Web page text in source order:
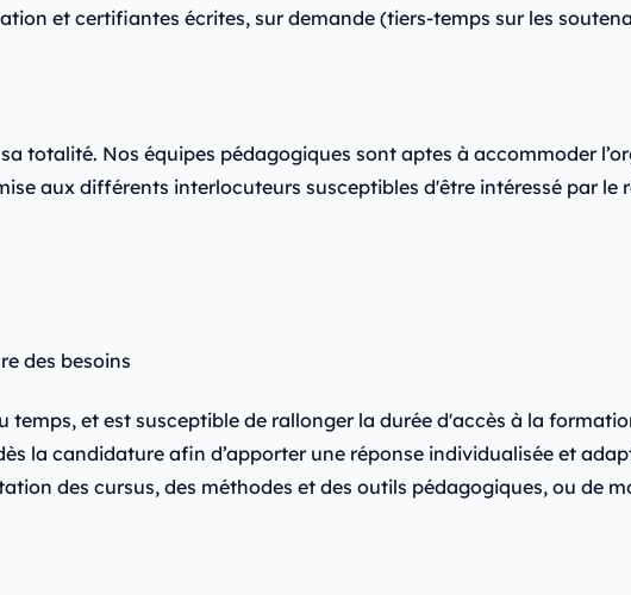
et certifiantes écrites, sur demande (tiers-temps sur les
totalité. Nos équipes pédagogiques sont aptes à accommoder
aux différents interlocuteurs susceptibles d'être intéressé par le
des besoins
et est susceptible de rallonger la durée d'accès à la
la candidature afin d’apporter une réponse individualisée et
des cursus, des méthodes et des outils pédagogiques, ou de